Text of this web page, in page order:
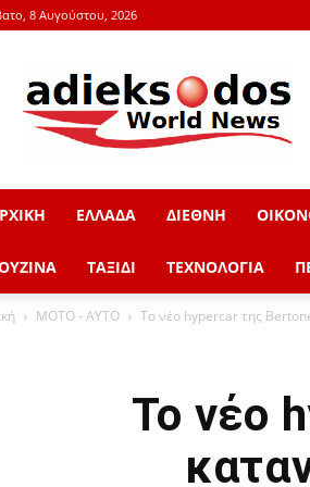
8 Αυγούστου, 2026
adieksodos.gr
ΕΛΛΑΔΑ ΔΙΕΘΝΗ
ΤΑΞΙΔΙ ΤΕΧΝΟΛΟΓΙΑ
ΜOTO - AYTO To νέο hypercar της
To νέο